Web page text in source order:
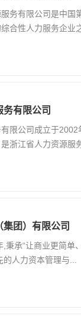
务有限公司是中国
合性人力服务企业
务有限公司
限公司成立于
浙江省人力资源服
团）有限公司
秉承“让商业更简单
人力资本管理与...